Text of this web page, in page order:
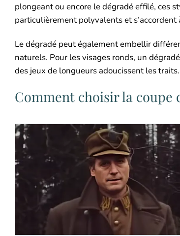
plongeant ou encore le dégradé effilé, ces
particulièrement polyvalents et
Le dégradé peut également embellir
naturels. Pour les visages ronds, un
des jeux de longueurs adoucissent les
Comment choisir la coupe